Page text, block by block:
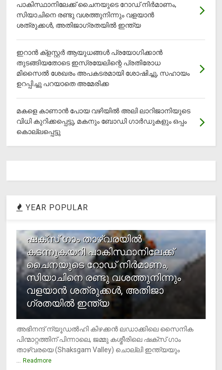
പാകിസ്ഥാനിലേക്ക് ചൈനയുടെ റോഡ് നിർമാണം,
സിയാചിനെ രണ്ടു വശത്തുനിന്നും വളയാൻ
ശത്രുക്കൾ, അതിജാ​ഗ്രതയിൽ ഇന്ത്യ
ഇറാന്‍ ക്‌ളസ്റ്റര്‍ ആയുധങ്ങള്‍ പ്രയോഗിക്കാന്‍
തുടങ്ങിയതോടെ ഇസ്രയേലിന്റെ പ്രതിരോധ
മിസൈല്‍ ശേഖരം അപകടരമായി ശോഷിച്ചു, സഹായം
ഉറപ്പിച്ചു പറയാതെ അമേരിക്ക
മകളെ കാണാന്‍ പോയ വഴിയില്‍ അലി ലാറിജാനിയുടെ
വിധി കുറിക്കപ്പെട്ടു, മകനും ബോഡി ഗാര്‍ഡുകളും ഒപ്പം
കൊല്ലപ്പെട്ടു
YEAR POPULAR
ഷക്സ് ​ഗാം താഴ്‌വരയിൽ
കടന്നുകയറി പാകിസ്ഥാനിലേക്ക്
ചൈനയുടെ റോഡ് നിർമാണം,
സിയാചിനെ രണ്ടു വശത്തുനിന്നും
വളയാൻ ശത്രുക്കൾ, അതിജാ​
ഗ്രതയിൽ ഇന്ത്യ
അഭിനന്ദ് ന്യൂഡൽഹി കിഴക്കൻ ലഡാക്കിലെ സൈനിക
പിന്മാറ്റത്തിന് പിന്നാലെ, ജമ്മു കശ്മീരിലെ ഷക്സ് ​ഗാം
താഴ്‌വരയെ (Shaksgam Valley) ചൊല്ലി ഇന്ത്യയും
... Readmore